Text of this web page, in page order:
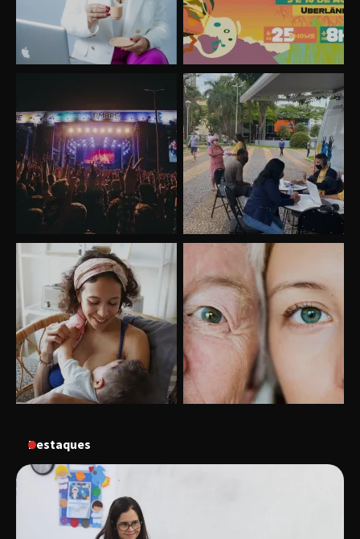
Destaques
Uberlândia recebe o projeto “Experiência Rio”
no dia 17 de junho
gastronomia de Uberlândia em dois dias de
evento gratuito